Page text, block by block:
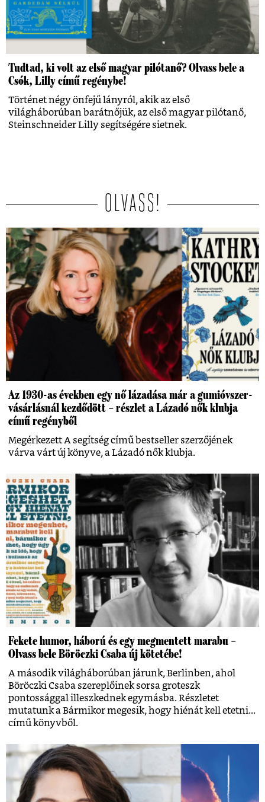
Tudtad, ki volt az első magyar pilótanő? Olvass bele a
Csók, Lilly című regénybe!
Történet négy önfejű lányról, akik az első
világháborúban barátnőjük, az első magyar pilótanő,
Steinschneider Lilly segítségére sietnek.
OLVASS!
Az 1930-as években egy nő lázadása már a gumióvszer-
vásárlásnál kezdődött – részlet a Lázadó nők klubja
című regényből
Megérkezett A segítség című bestseller szerzőjének
várva várt új könyve, a Lázadó nők klubja.
Fekete humor, háború és egy megmentett marabu –
Olvass bele Böröczki Csaba új kötetébe!
A második világháborúban járunk, Berlinben, ahol
Böröczki Csaba szereplőinek sorsa groteszk
pontossággal illeszkednek egymásba. Részletet
mutatunk a Bármikor megesik, hogy hiénát kell etetni...
című könyvből.